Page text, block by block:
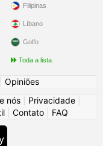
Filipinas
Líbano
Golfo
Toda a lista
Opiniões
nós Privacidade
Contato FAQ